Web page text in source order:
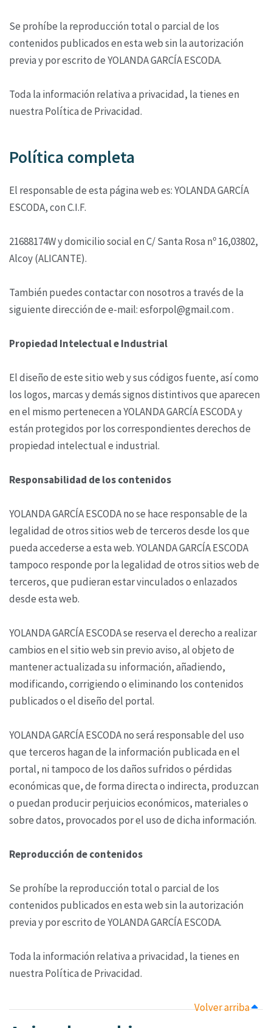
Se prohíbe la reproducción total o parcial de los
contenidos publicados en esta web sin la autorización
previa y por escrito de YOLANDA GARCÍA ESCODA.
Toda la información relativa a privacidad, la tienes en
nuestra Política de Privacidad.
Política completa
El responsable de esta página web es: YOLANDA GARCÍA
ESCODA, con C.I.F.
21688174W y domicilio social en C/ Santa Rosa nº 16,03802,
Alcoy (ALICANTE).
También puedes contactar con nosotros a través de la
siguiente dirección de e-mail: esforpol@gmail.com .
Propiedad Intelectual e Industrial
El diseño de este sitio web y sus códigos fuente, así como
los logos, marcas y demás signos distintivos que aparecen
en el mismo pertenecen a YOLANDA GARCÍA ESCODA y
están protegidos por los correspondientes derechos de
propiedad intelectual e industrial.
Responsabilidad de los contenidos
YOLANDA GARCÍA ESCODA no se hace responsable de la
legalidad de otros sitios web de terceros desde los que
pueda accederse a esta web. YOLANDA GARCÍA ESCODA
tampoco responde por la legalidad de otros sitios web de
terceros, que pudieran estar vinculados o enlazados
desde esta web.
YOLANDA GARCÍA ESCODA se reserva el derecho a realizar
cambios en el sitio web sin previo aviso, al objeto de
mantener actualizada su información, añadiendo,
modificando, corrigiendo o eliminando los contenidos
publicados o el diseño del portal.
YOLANDA GARCÍA ESCODA no será responsable del uso
que terceros hagan de la información publicada en el
portal, ni tampoco de los daños sufridos o pérdidas
económicas que, de forma directa o indirecta, produzcan
o puedan producir perjuicios económicos, materiales o
sobre datos, provocados por el uso de dicha información.
Reproducción de contenidos
Se prohíbe la reproducción total o parcial de los
contenidos publicados en esta web sin la autorización
previa y por escrito de YOLANDA GARCÍA ESCODA.
Toda la información relativa a privacidad, la tienes en
nuestra Política de Privacidad.
Volver arriba